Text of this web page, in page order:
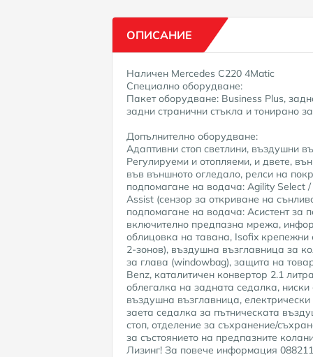
ОПИСАНИЕ
Наличен Mercedes C220 4Matic
Специално оборудване:
Пакет оборудване: Business Plus,
задни странични стъкла и тонирано
Допълнително оборудване:
Адаптивни стоп светлини, въздушни
Регулируеми и отопляеми, и двете,
във външното огледало, релси на
подпомагане на водача: Agility Select
Assist (сензор за откриване на
подпомагане на водача: Асистент за
включително предпазна мрежа,
облицовка на тавана, Isofix крепежни
2-зонов), въздушна възглавница за
за глава (windowbag), защита на
Benz, каталитичен конвертор 2.1
облегалка на задната седалка,
въздушна възглавница,
заета седалка за пътническата
стоп, отделение за съхранение/
за състоянието на предпазните
Лизинг! За повече информация